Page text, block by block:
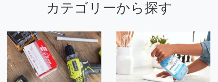
カテゴリーから探す